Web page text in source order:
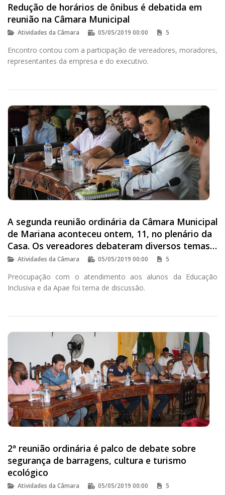
Redução de horários de ônibus é debatida em
reunião na Câmara Municipal
Atividades da Câmara 05/05/2019 00:00 5
Encontro contou com a participação de vereadores, moradores,
representantes da empresa e do executivo.
A segunda reunião ordinária da Câmara Municipal
de Mariana aconteceu ontem, 11, no plenário da
Casa. Os vereadores debateram diversos temas
que impact
Atividades da Câmara 05/05/2019 00:00 5
Preocupação com o atendimento aos alunos da Educação
Inclusiva e da Apae foi tema de discussão.
2ª reunião ordinária é palco de debate sobre
segurança de barragens, cultura e turismo
ecológico
Atividades da Câmara 05/05/2019 00:00 5